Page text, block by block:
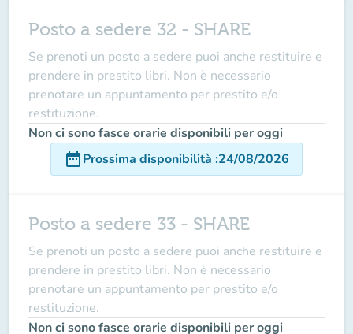
Posto a sedere 32 - SHARE
Se prenoti un posto a sedere puoi anche restituire e
prendere in prestito libri. Non è necessario
prenotare un appuntamento per prestito e/o
restituzione.
Non ci sono fasce orarie disponibili per oggi
date_rangeProssima disponibilità :24/08/2026
Posto a sedere 33 - SHARE
Se prenoti un posto a sedere puoi anche restituire e
prendere in prestito libri. Non è necessario
prenotare un appuntamento per prestito e/o
restituzione.
Non ci sono fasce orarie disponibili per oggi